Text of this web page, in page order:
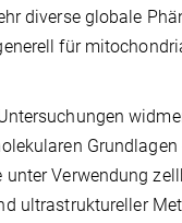
diverse globale
für
Grundlagen
unter Verwendung
ultrastruktureller